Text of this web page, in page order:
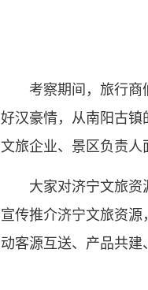
考察期间，旅行
好汉豪情，从南阳古
文旅企业、景区负责人
大家对济宁文旅
宣传推介济宁文旅资
动客源互送、产品共建